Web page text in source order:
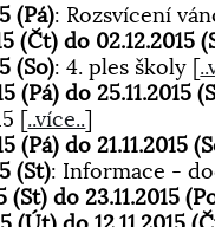
(Pá): Rozsvícení
(Čt) do 02.12.2015
(So): 4. ples školy [
(Pá) do 25.11.2015
[..více..]
(Pá) do 21.11.2015
(St): Informace -
(St) do 23.11.2015